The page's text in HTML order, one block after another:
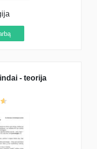
- teorija